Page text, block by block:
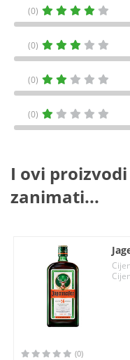
(0)
(0)
(0)
(0)
I ovi
zanimati...
(0)